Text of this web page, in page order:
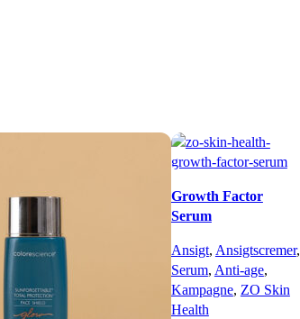
Growth Factor
Serum
Ansigt, Ansigtscremer,
Serum, Anti-age,
Kampagne, ZO Skin
Health